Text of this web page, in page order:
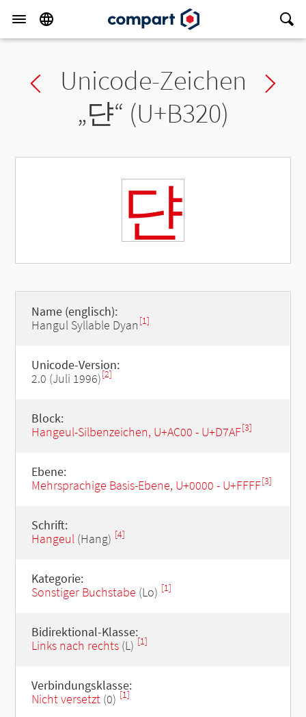
Previous char
Unicode-Zeichen
„댠“ (U+B320)
댠
Name (englisch):
Hangul Syllable Dyan [1]
Unicode-Version:
2.0 (Juli 1996)[2]
Block:
Hangeul-Silbenzeichen, U+AC00 - U+D7AF[3]
Ebene:
Mehrsprachige Basis-Ebene, U+0000 - U+FFFF[3]
Schrift:
Hangeul(Hang) [4]
Kategorie:
Sonstiger Buchstabe (Lo) [1]
Bidirektional-Klasse:
Links nach rechts(L) [1]
Verbindungsklasse:
Nicht versetzt(0) [1]